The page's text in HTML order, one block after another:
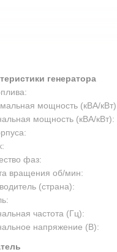
генератора
мощность (кВА/
мощность (кВА/кВт):
фаз:
вращения об/мин:
(страна):
частота (Гц):
напряжение (В):